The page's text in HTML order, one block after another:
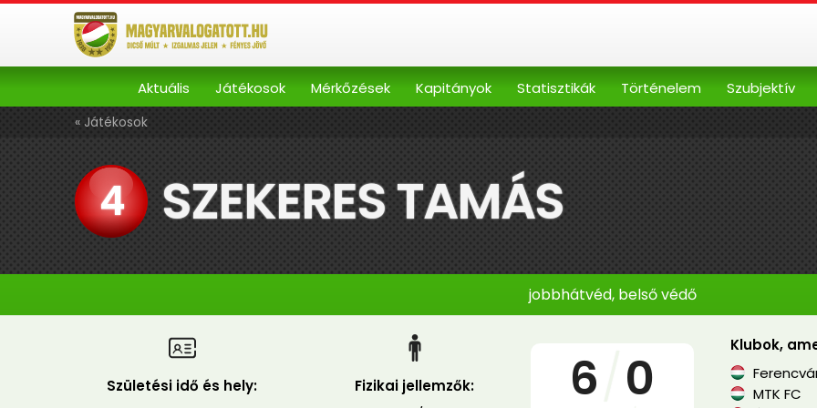
Aktuális Játékosok Mérkőzések Kapitányok Statisztikák Történelem Szubjektív
« Játékosok
4 SZEKERES TAMÁS
jobbhátvéd, belső védő
Születési idő és hely:
Fizikai jellemzők:
6 0
Klubok,
MTK FC